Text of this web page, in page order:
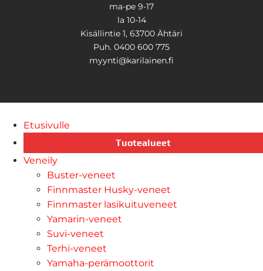
ma-pe 9-17
la 10-14
Kisällintie 1, 63700 Ähtäri
Puh. 0400 600 775
myynti@karilainen.fi
Etusivulle
Tuotealueet
Veneily
Buster-veneet
Finnmaster Husky-veneet
Finnmaster lasikuituveneet
Yamarin-veneet
Suvi-veneet
Terhi-veneet
Yamaha-perämoottorit